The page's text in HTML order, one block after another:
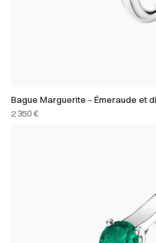
Bague Marguerite - Émeraude et
2 350 €